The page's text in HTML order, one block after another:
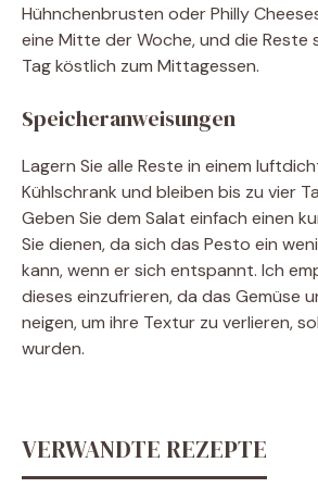
Hühnchenbrusten oder Philly
eine Mitte der Woche, und die Reste
Tag köstlich zum Mittagessen.
Speicheranweisungen
Lagern Sie alle Reste in einem
Kühlschrank und bleiben bis zu vier
Geben Sie dem Salat einfach einen
Sie dienen, da sich das Pesto ein
kann, wenn er sich entspannt. Ich
dieses einzufrieren, da das Gemüse
neigen, um ihre Textur zu verlieren,
wurden.
VERWANDTE REZEPTE